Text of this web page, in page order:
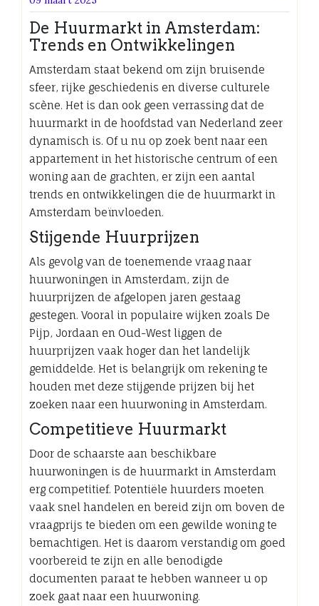
De Huurmarkt in Amsterdam:
Trends en Ontwikkelingen
Amsterdam staat bekend om zijn bruisende
sfeer, rijke geschiedenis en diverse culturele
scène. Het is dan ook geen verrassing dat de
huurmarkt in de hoofdstad van Nederland zeer
dynamisch is. Of u nu op zoek bent naar een
appartement in het historische centrum of een
woning aan de grachten, er zijn een aantal
trends en ontwikkelingen die de huurmarkt in
Amsterdam beïnvloeden.
Stijgende Huurprijzen
Als gevolg van de toenemende vraag naar
huurwoningen in Amsterdam, zijn de
huurprijzen de afgelopen jaren gestaag
gestegen. Vooral in populaire wijken zoals De
Pijp, Jordaan en Oud-West liggen de
huurprijzen vaak hoger dan het landelijk
gemiddelde. Het is belangrijk om rekening te
houden met deze stijgende prijzen bij het
zoeken naar een huurwoning in Amsterdam.
Competitieve Huurmarkt
Door de schaarste aan beschikbare
huurwoningen is de huurmarkt in Amsterdam
erg competitief. Potentiële huurders moeten
vaak snel handelen en bereid zijn om boven de
vraagprijs te bieden om een gewilde woning te
bemachtigen. Het is daarom verstandig om goed
voorbereid te zijn en alle benodigde
documenten paraat te hebben wanneer u op
zoek gaat naar een huurwoning.